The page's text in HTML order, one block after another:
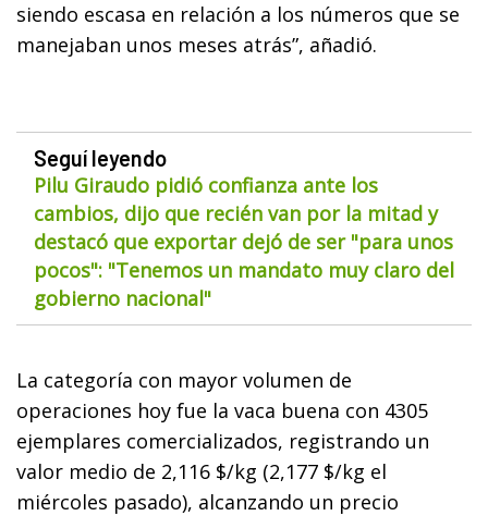
siendo escasa en relación a los números que se
manejaban unos meses atrás”, añadió.
Seguí leyendo
Pilu Giraudo pidió confianza ante los
cambios, dijo que recién van por la mitad y
destacó que exportar dejó de ser "para unos
pocos": "Tenemos un mandato muy claro del
gobierno nacional"
La categoría con mayor volumen de
operaciones hoy fue la vaca buena con 4305
ejemplares comercializados, registrando un
valor medio de 2,116 $/kg (2,177 $/kg el
miércoles pasado), alcanzando un precio